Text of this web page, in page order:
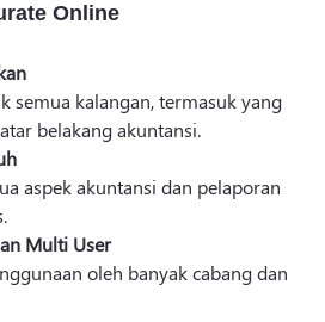
Online
semua kalangan, termasuk yang
belakang akuntansi.
aspek akuntansi dan pelaporan
Multi User
oleh banyak cabang dan